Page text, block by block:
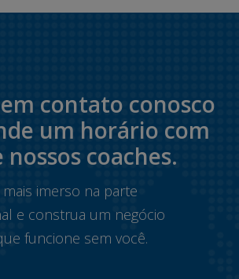
contato conosco
um horário com
nossos coaches.
imerso na parte
e construa um negócio
funcione sem você.